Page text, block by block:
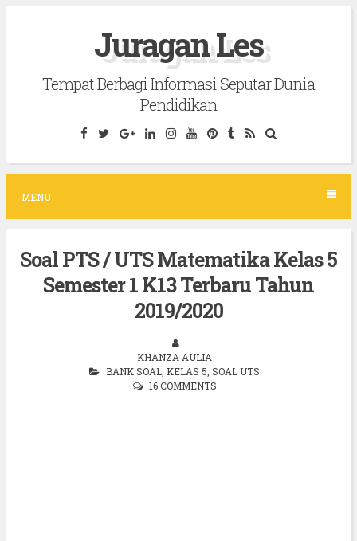
c
Juragan Les
Tempat Berbagi Informasi Seputar Dunia
Pendidikan
MENU
Soal PTS / UTS Matematika Kelas 5
Semester 1 K13 Terbaru Tahun
2019/2020
KHANZA AULIA
BANK SOAL KELAS 5 SOAL UTS
16 COMMENTS